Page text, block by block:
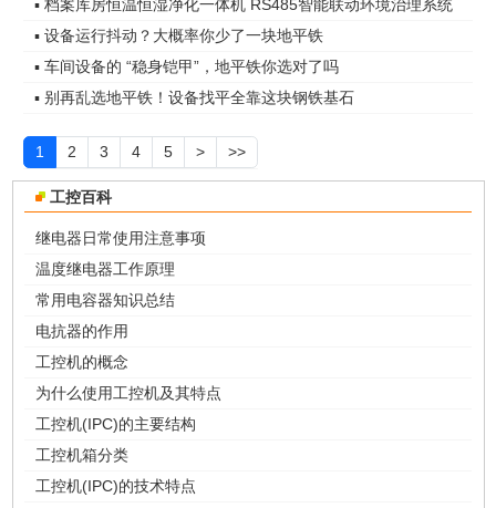
▪ 档案库房恒温恒湿净化一体机 RS485智能联动环境治理系统
▪ 设备运行抖动？大概率你少了一块地平铁
▪ 车间设备的 “稳身铠甲”，地平铁你选对了吗
▪ 别再乱选地平铁！设备找平全靠这块钢铁基石
1 2 3 4 5 > >>
工控百科
继电器日常使用注意事项
温度继电器工作原理
常用电容器知识总结
电抗器的作用
工控机的概念
为什么使用工控机及其特点
工控机(IPC)的主要结构
工控机箱分类
工控机(IPC)的技术特点